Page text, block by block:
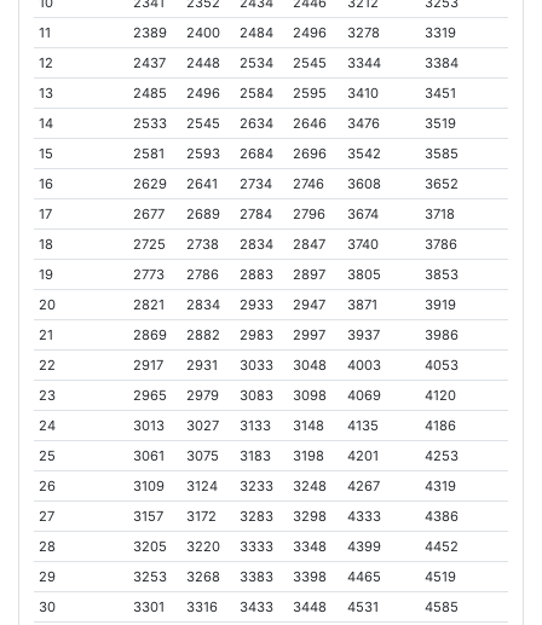
11
2389 2400 2484 2496 3278
3319
12
2437 2448 2534 2545 3344
3384
13
2485 2496 2584 2595 3410
3451
14
2533 2545 2634 2646 3476
3519
15
2581 2593 2684 2696 3542
3585
16
2629 2641 2734 2746 3608
3652
17
2677 2689 2784 2796 3674
3718
18
2725 2738 2834 2847 3740
3786
19
2773 2786 2883 2897 3805
3853
20
2821 2834 2933 2947 3871
3919
21
2869 2882 2983 2997 3937
3986
22
2917 2931 3033 3048 4003
4053
23
2965 2979 3083 3098 4069
4120
24
3013 3027 3133 3148 4135
4186
25
3061 3075 3183 3198 4201
4253
26
3109 3124 3233 3248 4267
4319
27
3157 3172 3283 3298 4333
4386
28
3205 3220 3333 3348 4399
4452
29
3253 3268 3383 3398 4465
4519
30
3301 3316 3433 3448 4531
4585